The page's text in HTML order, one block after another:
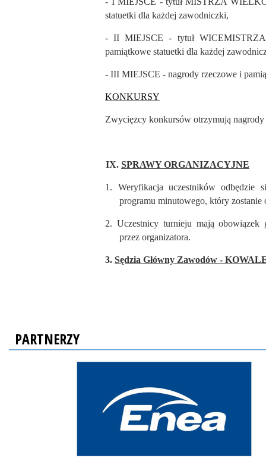
statuetki dla każdej zawodniczki,
- II MIEJSCE - tytuł
pamiątkowe statuetki dla każdej
- III MIEJSCE - nagrody rzeczowe i
KONKURSY
Zwycięzcy konkursów otrzymują nagrody
IX. SPRAWY ORGANIZACYJNE
1. Weryfikacja uczestników
programu minutowego, który zostanie
2.Uczestnicy turnieju mają
przez organizatora.
3.Sędzia Główny Zawodów -
PARTNERZY